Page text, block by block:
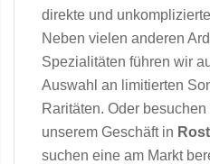
direkte und
Neben vielen anderen
Spezialitäten führen wir
Auswahl an limitierten
Raritäten. Oder
unserem Geschäft in
suchen eine am Markt